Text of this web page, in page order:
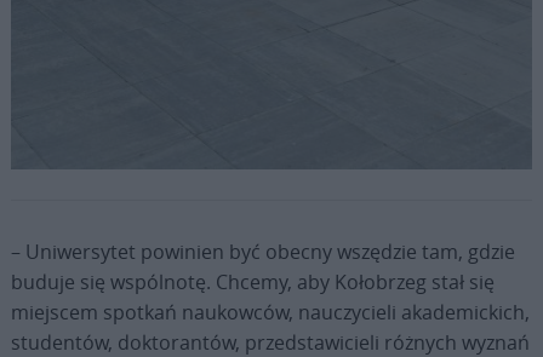
– Uniwersytet powinien być obecny wszędzie tam, gdzie
buduje się wspólnotę. Chcemy, aby Kołobrzeg stał się
miejscem spotkań naukowców, nauczycieli akademickich,
studentów, doktorantów, przedstawicieli różnych wyznań